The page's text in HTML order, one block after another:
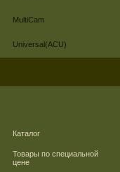
MultiCam
Universal(ACU)
Каталог
Товары по специальной
цене